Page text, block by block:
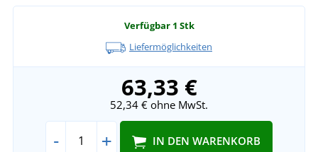
Verfügbar 1 Stk
Liefermöglichkeiten
63,33 €
52,34 € ohne MwSt.
- + IN DEN WARENKORB